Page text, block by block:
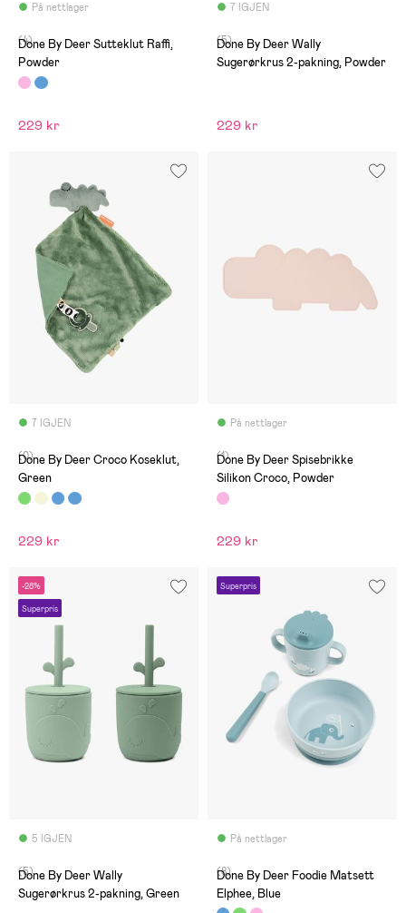
På nettlager
(4)
Done By Deer Sutteklut Raffi,
Powder
229 kr
7 IGJEN
(5)
Done By Deer Wally
Sugerørkrus 2-pakning, Powder
229 kr
7 IGJEN
(0)
Done By Deer Croco Koseklut,
Green
229 kr
På nettlager
(1)
Done By Deer Spisebrikke
Silikon Croco, Powder
229 kr
-28%
Superpris
5 IGJEN
(5)
Done By Deer Wally
Sugerørkrus 2-pakning, Green
Superpris
På nettlager
(8)
Done By Deer Foodie Matsett
Elphee, Blue